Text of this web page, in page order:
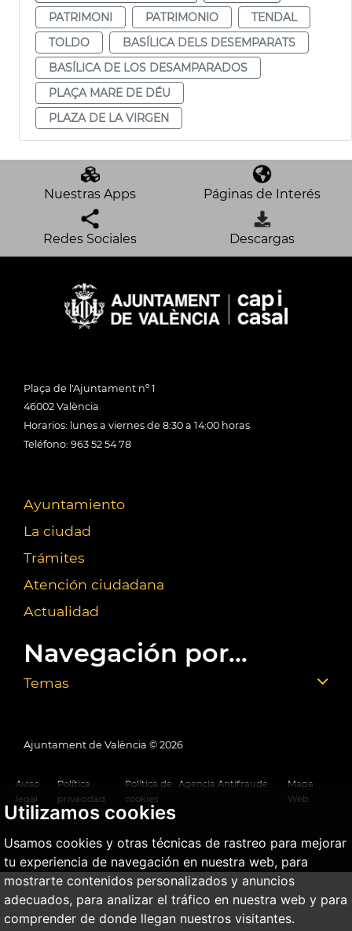
Utilizamos cookies
Usamos cookies y otras técnicas de rastreo para mejorar
tu experiencia de navegación en nuestra web, para
mostrarte contenidos personalizados y anuncios
adecuados, para analizar el tráfico en nuestra web y para
comprender de donde llegan nuestros visitantes.
PATRIMONI
PATRIMONIO
TENDAL
TOLDO
BASÍLICA DELS DESEMPARATS
BASÍLICA DE LOS DESAMPARADOS
PLAÇA MARE DE DÉU
PLAZA DE LA VIRGEN
Nuestras Apps Páginas de Interés
Redes Sociales Descargas
Plaça de l'Ajuntament nº 1
46002 València
Horarios: lunes a viernes de 8:30 a 14:00 horas
Teléfono: 963 52 54 78
Ayuntamiento
La ciudad
Trámites
Atención ciudadana
Actualidad
Navegación por...
Temas
Ajuntament de València © 2026
Aviso
legal
Política
privacidad
Política de
cookies
Agencia Antifraude
Mapa
Web